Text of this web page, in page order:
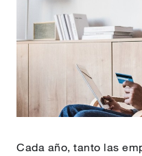
Cada año, tanto las